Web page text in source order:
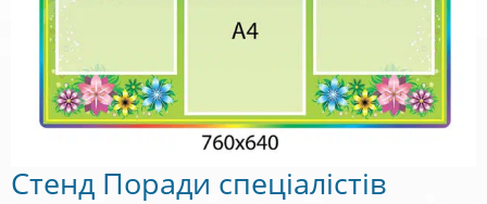
Стенд Поради спеціалістів